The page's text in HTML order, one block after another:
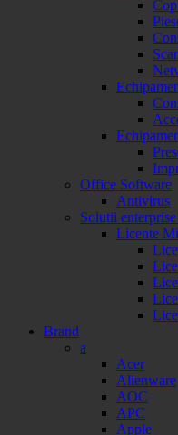
Office Software
Antivirus
Solutii
Licente
Brand
a
Acer
Alienware
AOC
APC
Apple